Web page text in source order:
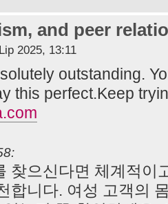
and peer
2025, 13:11
outstanding.
this perfect.Keep
찾으신다면 체계적이
합니다. 여성 고객의